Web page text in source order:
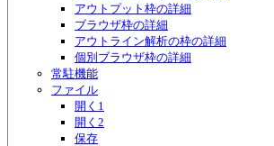
アウトプット枠の詳細
ブラウザ枠の詳細
アウトライン解析の枠の詳細
個別ブラウザ枠の詳細
常駐機能
ファイル
開く1
開く2
保存